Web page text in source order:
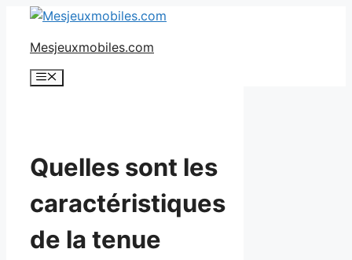
Aller
contenu
Mesjeuxmobiles.com
Menu
Quelles sont les
caractéristiques
de la tenue